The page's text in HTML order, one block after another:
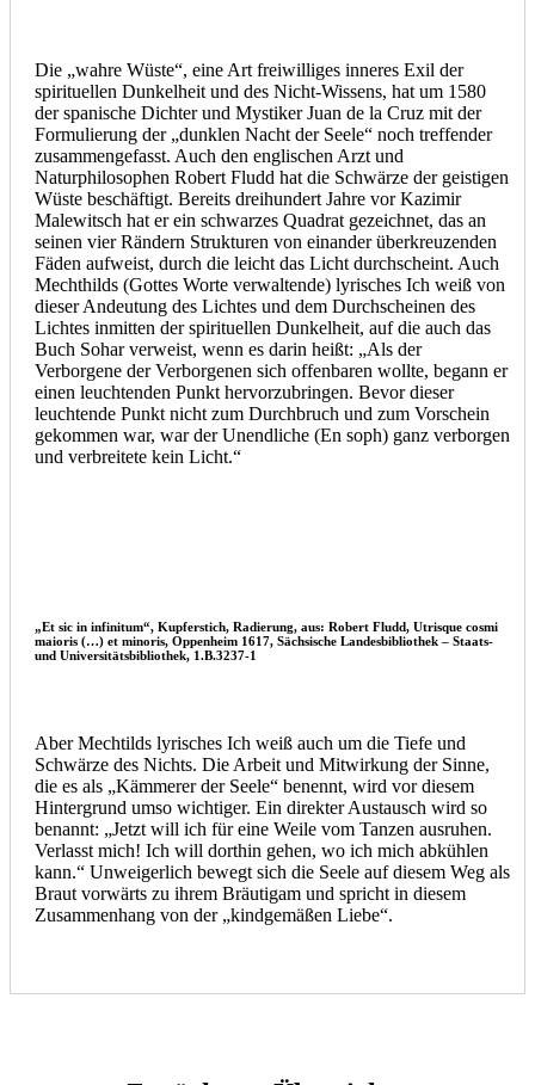
Die „wahre Wüste“, eine Art freiwilliges inneres Exil der
spirituellen Dunkelheit und des Nicht-Wissens, hat um 1580
der spanische Dichter und Mystiker Juan de la Cruz mit der
Formulierung der „dunklen Nacht der Seele“ noch treffender
zusammengefasst. Auch den englischen Arzt und
Naturphilosophen Robert Fludd hat die Schwärze der geistigen
Wüste beschäftigt. Bereits dreihundert Jahre vor Kazimir
Malewitsch hat er ein schwarzes Quadrat gezeichnet, das an
seinen vier Rändern Strukturen von einander überkreuzenden
Fäden aufweist, durch die leicht das Licht durchscheint. Auch
Mechthilds (Gottes Worte verwaltende) lyrisches Ich weiß von
dieser Andeutung des Lichtes und dem Durchscheinen des
Lichtes inmitten der spirituellen Dunkelheit, auf die auch das
Buch Sohar verweist, wenn es darin heißt: „Als der
Verborgene der Verborgenen sich offenbaren wollte, begann er
einen leuchtenden Punkt hervorzubringen. Bevor dieser
leuchtende Punkt nicht zum Durchbruch und zum Vorschein
gekommen war, war der Unendliche (En soph) ganz verborgen
und verbreitete kein Licht.“
„Et sic in infinitum“, Kupferstich, Radierung, aus: Robert Fludd, Utrisque cosmi
maioris (…) et minoris, Oppenheim 1617, Sächsische Landesbibliothek – Staats-
und Universitätsbibliothek, 1.B.3237-1
Aber Mechtilds lyrisches Ich weiß auch um die Tiefe und
Schwärze des Nichts. Die Arbeit und Mitwirkung der Sinne,
die es als „Kämmerer der Seele“ benennt, wird vor diesem
Hintergrund umso wichtiger. Ein direkter Austausch wird so
benannt: „Jetzt will ich für eine Weile vom Tanzen ausruhen.
Verlasst mich! Ich will dorthin gehen, wo ich mich abkühlen
kann.“ Unweigerlich bewegt sich die Seele auf diesem Weg als
Braut vorwärts zu ihrem Bräutigam und spricht in diesem
Zusammenhang von der „kindgemäßen Liebe“.